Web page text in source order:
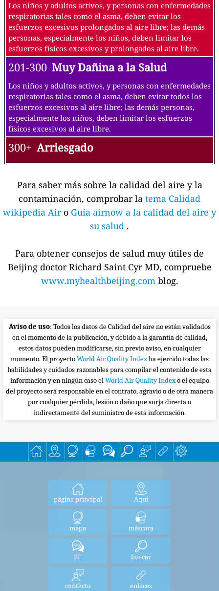
Los niños y adultos activos, y personas con enfermedades
respiratorias tales como el asma, deben evitar los
esfuerzos excesivos prolongados al aire libre; las demás
personas, especialmente los niños, deben limitar los
esfuerzos físicos excesivos y prolongados al aire libre.
201-300 Muy Dañina a la Salud
Los niños y adultos activos, y personas con enfermedades
respiratorias tales como el asma, deben evitar todos los
esfuerzos excesivos al aire libre; las demás personas,
especialmente los niños, deben limitar los esfuerzos
físicos excesivos al aire libre.
300+ Arriesgado
Para saber más sobre la calidad del aire y la
contaminación, comprobar la tema Calidad
wikipedia Air o Guía airnow a la calidad del aire y
su salud .
Para obtener consejos de salud muy útiles de
Beijing doctor Richard Saint Cyr MD, compruebe
www.myhealthbeijing.com blog.
Aviso de uso: Todos los datos de Calidad del aire no están validados
en el momento de la publicación, y debido a la garantía de calidad,
estos datos pueden modificarse, sin previo aviso, en cualquier
momento. El proyectoWorld Air Quality Indexha ejercido todas las
habilidades y cuidados razonables para compilar el contenido de esta
información y en ningún caso elWorld Air Quality Indexo el equipo
del proyecto será responsable en el contrato, agravio o de otra manera
por cualquier pérdida, lesión o daño que surja directa o
indirectamente del suministro de esta información.
página principal Aquí
mapa máscara
PF buscar
contacto enlaces